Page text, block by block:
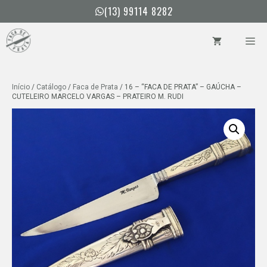
para
conteúdo
(13) 99114 8282
Início / Catálogo / Faca de Prata / 16 – “FACA DE PRATA” – GAÚCHA –
CUTELEIRO MARCELO VARGAS – PRATEIRO M. RUDI